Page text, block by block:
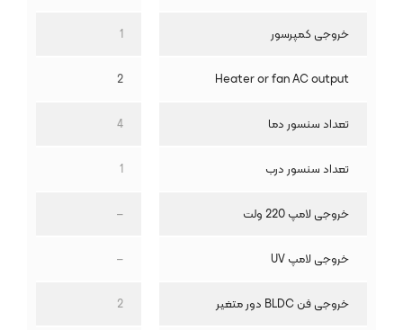
خروجی کمپرسور 1
Heater or fan AC output
2
تعداد سنسور دما 4
تعداد سنسور درب 1
خروجی لامپ 220 ولت –
خروجی لامپ UV –
خروجی فن BLDC دور متغیر 2